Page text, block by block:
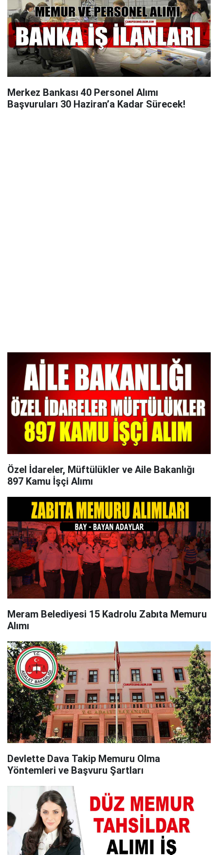
Merkez Bankası 40 Personel Alımı
Başvuruları 30 Haziran’a Kadar Sürecek!
Özel İdareler, Müftülükler ve Aile Bakanlığı
897 Kamu İşçi Alımı
Meram Belediyesi 15 Kadrolu Zabıta Memuru
Alımı
Devlette Dava Takip Memuru Olma
Yöntemleri ve Başvuru Şartları